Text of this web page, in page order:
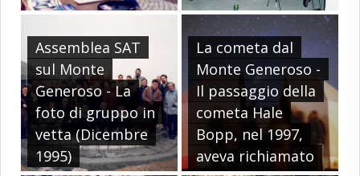
Assemblea SAT
sul Monte
Generoso - La
foto di gruppo in
vetta (Dicembre
1995)
La cometa dal
Monte Generoso -
Il passaggio della
cometa Hale
Bopp, nel 1997,
aveva richiamato